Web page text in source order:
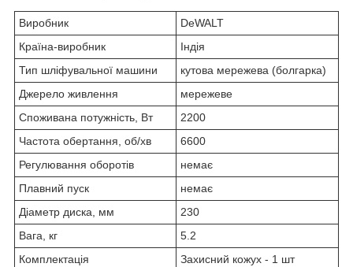
Виробник
DeWALT
Країна-виробник
Індія
Тип шліфувальної машини
кутова мережева (болгарка)
Джерело живлення
мережеве
Споживана потужність, Вт
2200
Частота обертання, об/хв
6600
Регулювання оборотів
немає
Плавний пуск
немає
Діаметр диска, мм
230
Вага, кг
5.2
Комплектація
Захисний кожух - 1 шт